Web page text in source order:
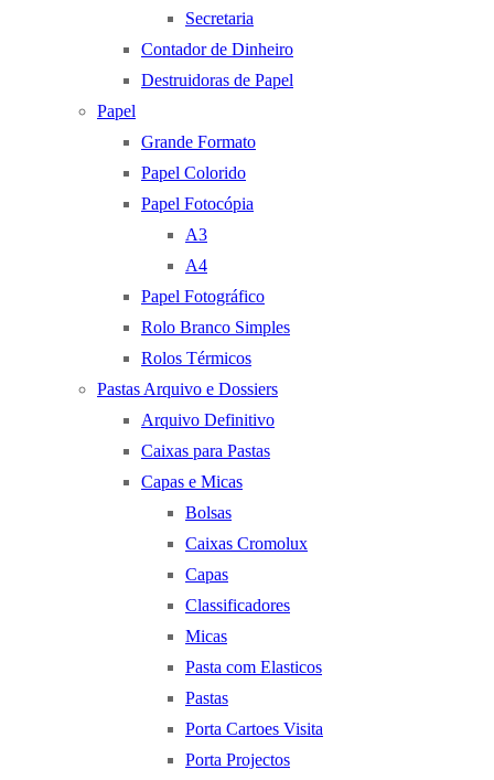
Secretaria
Contador de Dinheiro
Destruidoras de Papel
Papel
Grande Formato
Papel Colorido
Papel Fotocópia
A3
A4
Papel Fotográfico
Rolo Branco Simples
Rolos Térmicos
Pastas Arquivo e Dossiers
Arquivo Definitivo
Caixas para Pastas
Capas e Micas
Bolsas
Caixas Cromolux
Capas
Classificadores
Micas
Pasta com Elasticos
Pastas
Porta Cartoes Visita
Porta Projectos